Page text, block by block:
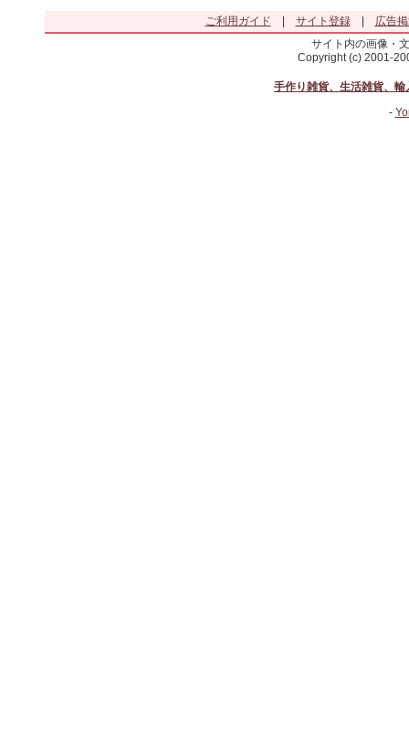
ご利用ガイド サイト登録|
広告
サイト内の画像・
Copyright (c) 2001-
手作り雑貨、生活雑貨、
-